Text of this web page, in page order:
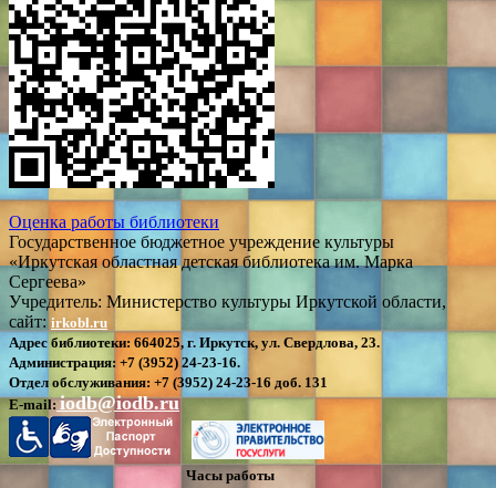
Оценка работы библиотеки
Государственное бюджетное учреждение культуры
«Иркутская областная детская библиотека им. Марка
Сергеева»
Учредитель: Министерство культуры Иркутской области,
сайт: irkobl.ru
Адрес библиотеки: 664025, г. Иркутск, ул. Свердлова, 23.
Администрация: +7 (3952) 24-23-16.
Отдел обслуживания: +7 (3952) 24-23-16 доб. 131
E-mail: iodb@iodb.ru
Часы работы